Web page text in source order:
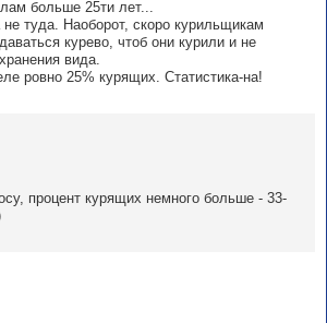
больше 25ти лет...
туда. Наоборот, скоро курильщикам
курево, чтоб они курили и не
вида.
ровно 25% курящих. Статистика-на!
процент курящих немного больше - 33-